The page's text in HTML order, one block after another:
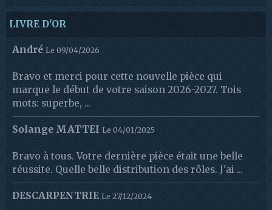
LIVRE D'OR
André Le 09/04/2026
Bravo et merci pour cette nouvelle pièce qui
marque le début de votre saison 2026-2027. Tois
mots: superbe, ...
Solange MATTEI Le 04/01/2025
Bravo à tous. Votre dernière pièce était une belle
réussite. Quelle belle distribution des rôles. J'ai ...
DESCARPENTRIE Le 27/12/2024